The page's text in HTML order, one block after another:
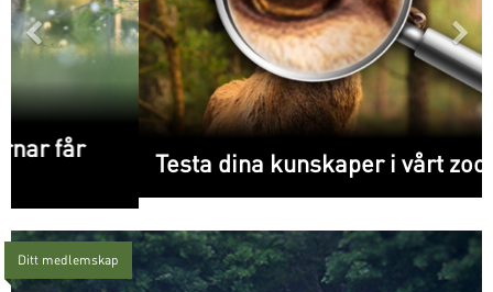
Testa dina kunskaper i vårt zoomarquiz
Föregående
Ditt medlemskap